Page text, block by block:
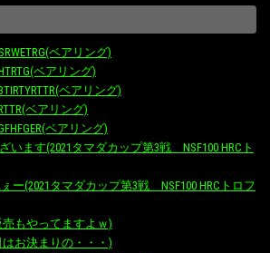
ベアリング)
ベアリング)
ベアリング)
ベアリング)
ベアリング)
います(2021タマダカップ第3戦 NSF100 HRCト
ぇー(2021タマダカップ第3戦 NSF100 HRCトロフ
もやってますよｗ)
お決まりの・・・)